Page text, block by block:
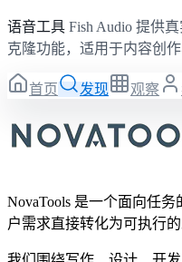
语音工具 Fish Audio 提供
克隆功能，适用于内容创作
首页 发现 观察
NovaTools 是一个面向任
户需求直接转化为可执行的